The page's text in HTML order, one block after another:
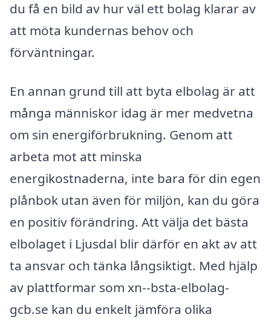
du få en bild av hur väl ett bolag klarar av
att möta kundernas behov och
förväntningar.
En annan grund till att byta elbolag är att
många människor idag är mer medvetna
om sin energiförbrukning. Genom att
arbeta mot att minska
energikostnaderna, inte bara för din egen
plånbok utan även för miljön, kan du göra
en positiv förändring. Att välja det bästa
elbolaget i Ljusdal blir därför en akt av att
ta ansvar och tänka långsiktigt. Med hjälp
av plattformar som xn--bsta-elbolag-
gcb.se kan du enkelt jämföra olika